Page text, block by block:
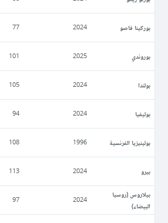
بوركينا فاصو 2024
77
بوروندي 2025
101
بولندا 2024
105
بوليفيا 2024
94
بولينيزيا الفرنسية 1996
108
بيرو 2024
113
بيلاروس (روسيا
البيضاء)
2024
97